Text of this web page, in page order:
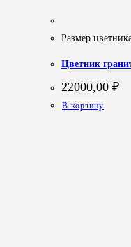
Размер
Цветник
22000,00 ₽
В корзину